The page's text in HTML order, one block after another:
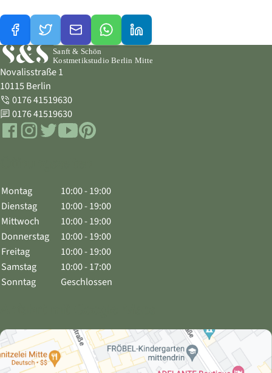
Novalisstraße 1
10115 Berlin
Telefon
0176 41519630
WhatsApp
0176 41519630
FacebookInstagram
TwitterYouTube
Montag
10:00 - 19:00
Dienstag
10:00 - 19:00
Mittwoch
10:00 - 19:00
Donnerstag
10:00 - 19:00
Freitag
10:00 - 19:00
Samstag
10:00 - 17:00
Sonntag
Geschlossen